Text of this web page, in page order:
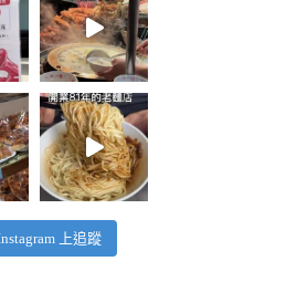
上追蹤